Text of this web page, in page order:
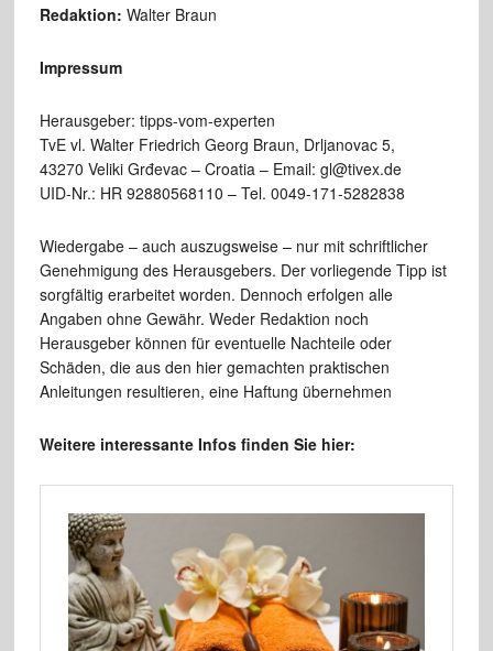
Redaktion: Walter Braun
Impressum
Herausgeber: tipps-vom-experten
TvE vl. Walter Friedrich Georg Braun, Drljanovac 5,
43270 Veliki Grđevac – Croatia – Email: gl@tivex.de
UID-Nr.: HR 92880568110 – Tel. 0049-171-5282838
Wiedergabe – auch auszugsweise – nur mit schriftlicher
Genehmigung des Herausgebers. Der vorliegende Tipp ist
sorgfältig erarbeitet worden. Dennoch erfolgen alle
Angaben ohne Gewähr. Weder Redaktion noch
Herausgeber können für eventuelle Nachteile oder
Schäden, die aus den hier gemachten praktischen
Anleitungen resultieren, eine Haftung übernehmen
Weitere interessante Infos finden Sie hier: